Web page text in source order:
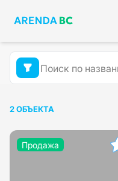
2 ОБЪЕКТА
Продажа